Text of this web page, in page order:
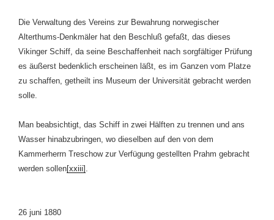
Die Verwaltung des Vereins zur Bewahrung norwegischer
Alterthums-Denkmäler hat den Beschluß gefaßt, das dieses
Vikinger Schiff, da seine Beschaffenheit nach sorgfältiger Prüfung
es äußerst bedenklich erscheinen läßt, es im Ganzen vom Platze
zu schaffen, getheilt ins Museum der Universität gebracht werden
solle.
Man beabsichtigt, das Schiff in zwei Hälften zu trennen und ans
Wasser hinabzubringen, wo dieselben auf den von dem
Kammerherrn Treschow zur Verfügung gestellten Prahm gebracht
werden sollen[xxiii] .
26 juni 1880